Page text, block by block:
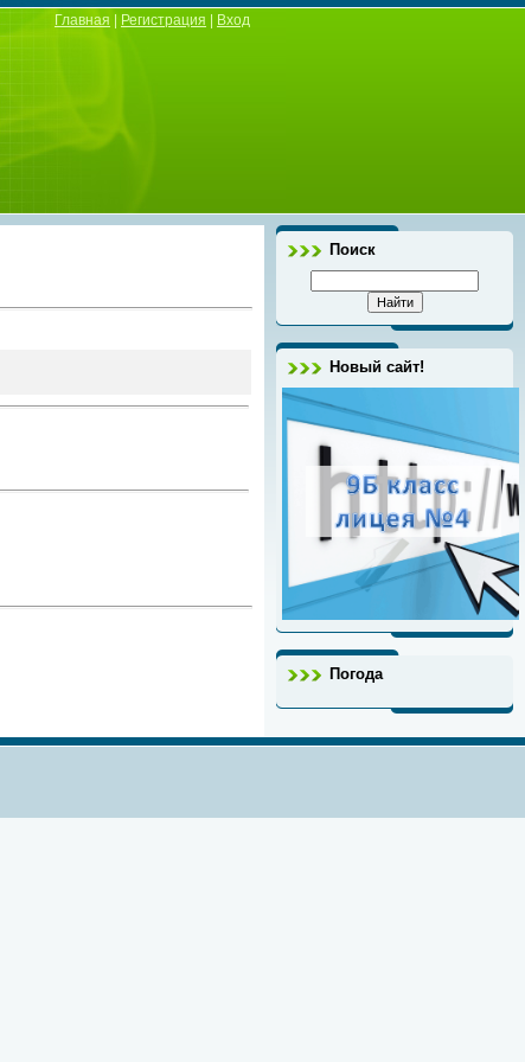
Главная Регистрация Вход
Поиск
Новый сайт!
Погода